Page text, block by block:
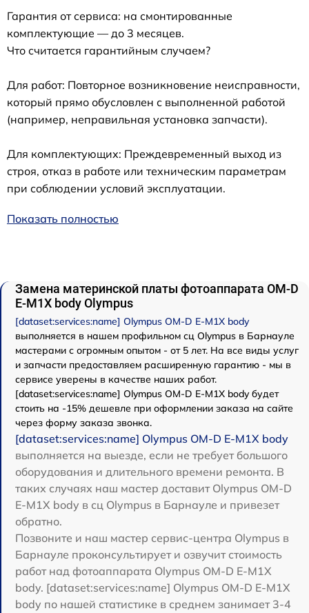
Гарантия от сервиса: на смонтированные
комплектующие — до 3 месяцев.
Что считается гарантийным случаем?
Для работ: Повторное возникновение неисправности,
который прямо обусловлен с выполненной работой
(например, неправильная установка запчасти).
Для комплектующих: Преждевременный выход из
строя, отказ в работе или техническим параметрам
при соблюдении условий эксплуатации.
Показать полностью
Замена материнской платы фотоаппарата OM-D
E-M1X body Olympus
[dataset:services:name] Olympus OM-D E-M1X body
выполняется в нашем профильном сц Olympus в Барнауле
мастерами с огромным опытом - от 5 лет. На все виды услуг
и запчасти предоставляем расширенную гарантию - мы в
сервисе уверены в качестве наших работ.
[dataset:services:name] Olympus OM-D E-M1X body будет
стоить на -15% дешевле при оформлении заказа на сайте
через форму заказа звонка.
[dataset:services:name] Olympus OM-D E-M1X body
выполняется на выезде, если не требует большого
оборудования и длительного времени ремонта. В
таких случаях наш мастер доставит Olympus OM-D
E-M1X body в сц Olympus в Барнауле и привезет
обратно.
Позвоните и наш мастер сервис-центра Olympus в
Барнауле проконсультирует и озвучит стоимость
работ над фотоаппарата Olympus OM-D E-M1X
body. [dataset:services:name] Olympus OM-D E-M1X
body по нашей статистике в среднем занимает 3-4